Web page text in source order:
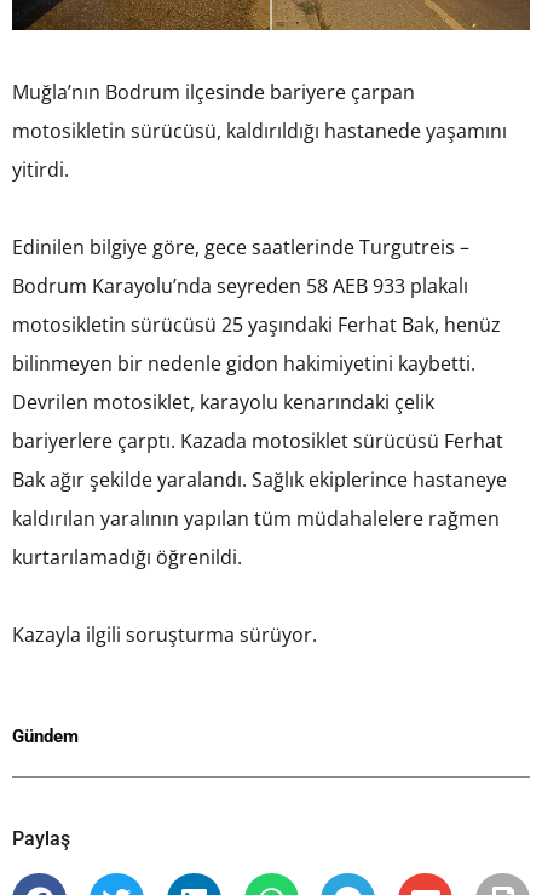
Muğla’nın Bodrum ilçesinde bariyere çarpan
motosikletin sürücüsü, kaldırıldığı hastanede yaşamını
yitirdi.
Edinilen bilgiye göre, gece saatlerinde Turgutreis –
Bodrum Karayolu’nda seyreden 58 AEB 933 plakalı
motosikletin sürücüsü 25 yaşındaki Ferhat Bak, henüz
bilinmeyen bir nedenle gidon hakimiyetini kaybetti.
Devrilen motosiklet, karayolu kenarındaki çelik
bariyerlere çarptı. Kazada motosiklet sürücüsü Ferhat
Bak ağır şekilde yaralandı. Sağlık ekiplerince hastaneye
kaldırılan yaralının yapılan tüm müdahalelere rağmen
kurtarılamadığı öğrenildi.
Kazayla ilgili soruşturma sürüyor.
Gündem
Paylaş